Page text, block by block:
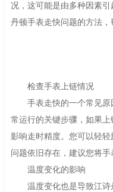
况，这可能是由多种因素
丹顿手表走快问题的方法，
检查手表上链情况
手表走快的一个常见原
常运行的关键步骤，如果
影响走时精度。您可以轻
问题依旧存在，建议您将手
温度变化的影响
温度变化也是导致江诗